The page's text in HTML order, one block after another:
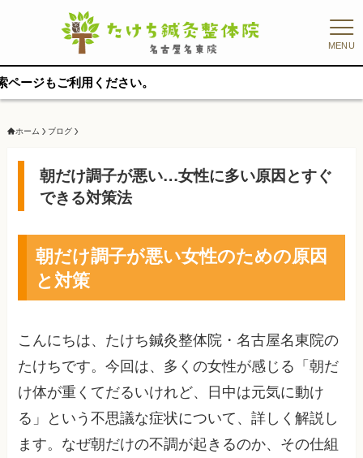
MENU
利用ください。
ホーム ブログ
朝だけ調子が悪い…女性に多い原因とすぐ
できる対策法
朝だけ調子が悪い女性のための原因
と対策
こんにちは、たけち鍼灸整体院・名古屋名東院の
たけちです。今回は、多くの女性が感じる「朝だ
け体が重くてだるいけれど、日中は元気に動け
る」という不思議な症状について、詳しく解説し
ます。なぜ朝だけの不調が起きるのか、その仕組